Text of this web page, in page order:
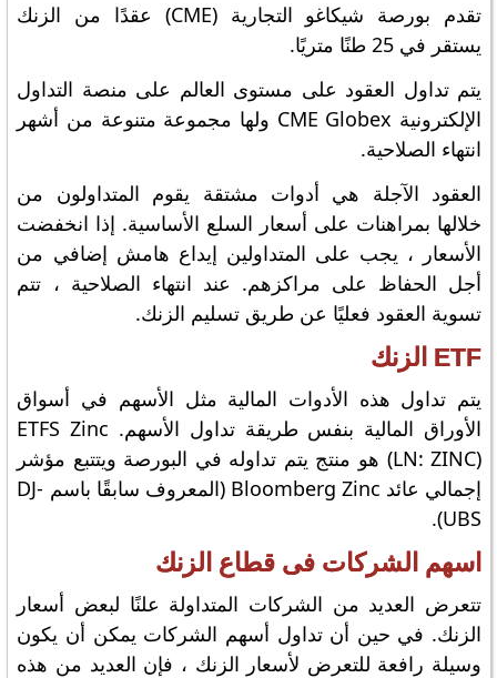
تقدم بورصة شيكاغو التجارية (CME) عقدًا من الزنك
يستقر في 25 طنًا متريًا.
يتم تداول العقود على مستوى العالم على منصة التداول
الإلكترونية CME Globex ولها مجموعة متنوعة من أشهر
انتهاء الصلاحية.
العقود الآجلة هي أدوات مشتقة يقوم المتداولون من
خلالها بمراهنات على أسعار السلع الأساسية. إذا انخفضت
الأسعار ، يجب على المتداولين إيداع هامش إضافي من
أجل الحفاظ على مراكزهم. عند انتهاء الصلاحية ، تتم
تسوية العقود فعليًا عن طريق تسليم الزنك.
ETF الزنك
يتم تداول هذه الأدوات المالية مثل الأسهم في أسواق
الأوراق المالية بنفس طريقة تداول الأسهم. ETFS Zinc
(LN: ZINC) هو منتج يتم تداوله في البورصة ويتتبع مؤشر
إجمالي عائد Bloomberg Zinc (المعروف سابقًا باسم DJ-
UBS).
اسهم الشركات فى قطاع الزنك
تتعرض العديد من الشركات المتداولة علنًا لبعض أسعار
الزنك. في حين أن تداول أسهم الشركات يمكن أن يكون
وسيلة رافعة للتعرض لأسعار الزنك ، فإن العديد من هذه